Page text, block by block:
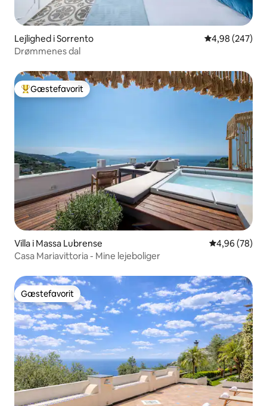
Lejlighed i Sorrento 4,98 ud af 5 i
4,98 (247)
Drømmenes dal
Bedste gæstefavorit
Gæstefavorit
Villa i Massa Lubrense 4,96 ud af 5 i
4,96 (78)
Casa Mariavittoria - Mine lejeboliger
Gæstefavorit
Gæstefavorit